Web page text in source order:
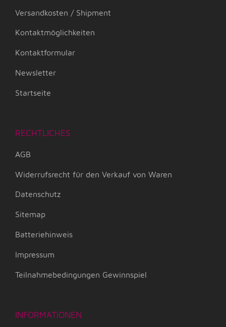
Versandkosten / Shipment
Kontaktmöglichkeiten
Kontaktformular
Newsletter
Startseite
RECHTLICHES
AGB
Widerrufsrecht für den Verkauf von Waren
Datenschutz
Sitemap
Batteriehinweis
Impressum
Teilnahmebedingungen Gewinnspiel
INFORMATIONEN